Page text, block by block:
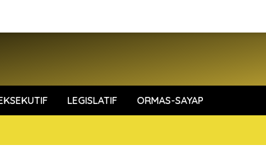
LEGISLATIF ORMAS-SAYAP